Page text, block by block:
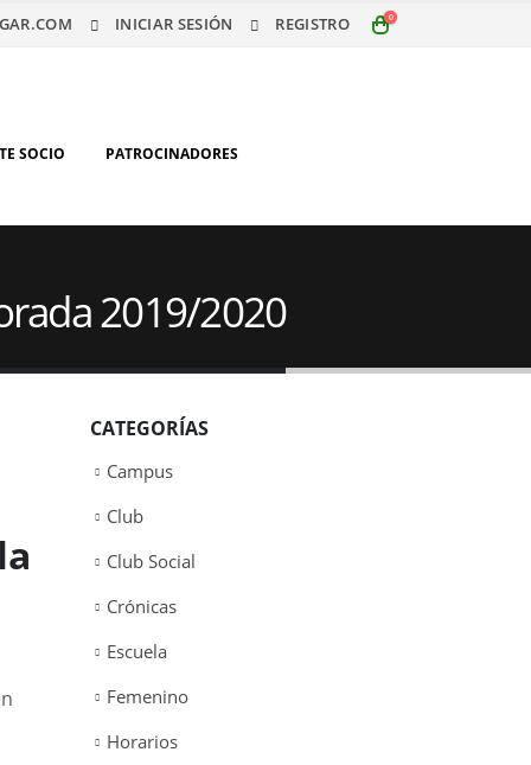
INICIAR SESIÓN REGISTRO 0
SOCIO PATROCINADORES
2019/2020
CATEGORÍAS
Campus
Club
Club Social
Crónicas
Escuela
Femenino
Horarios